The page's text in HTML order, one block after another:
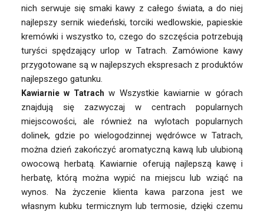
nich serwuje się smaki kawy z całego świata, a do niej
najlepszy sernik wiedeński, torciki wedlowskie, papieskie
kremówki i wszystko to, czego do szczęścia potrzebują
turyści spędzający urlop w Tatrach. Zamówione kawy
przygotowane są w najlepszych ekspresach z produktów
najlepszego gatunku.
Kawiarnie w Tatrach w Wszystkie kawiarnie w górach
znajdują się zazwyczaj w centrach popularnych
miejscowości, ale również na wylotach popularnych
dolinek, gdzie po wielogodzinnej wędrówce w Tatrach,
można dzień zakończyć aromatyczną kawą lub ulubioną
owocową herbatą. Kawiarnie oferują najlepszą kawę i
herbatę, którą można wypić na miejscu lub wziąć na
wynos. Na życzenie klienta kawa parzona jest we
własnym kubku termicznym lub termosie, dzięki czemu